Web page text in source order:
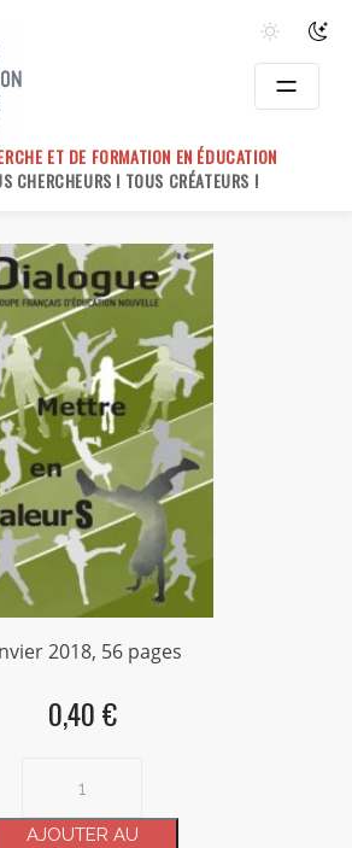
ET DE FORMATION EN ÉDUCATION
CHERCHEURS ! TOUS CRÉATEURS !
2018, 56 pages
0,40 €
Dialogue
AJOUTER AU